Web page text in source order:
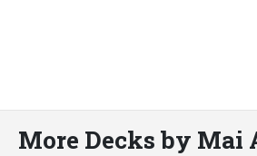
More Decks by Mai